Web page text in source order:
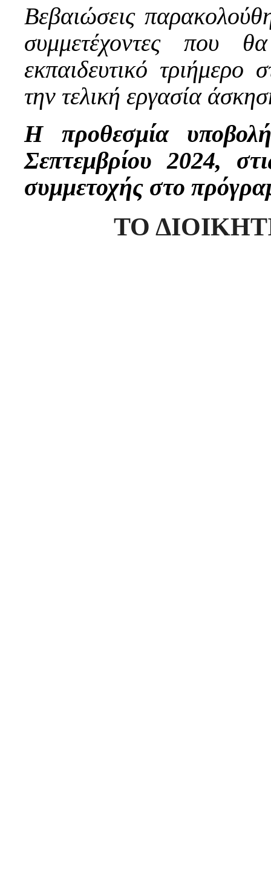
Βεβαιώσεις
συμμετέχοντες που
εκπαιδευτικό
την τελική εργασία
Η προθεσμία
Σεπτεμβρίου 2024,
συμμετοχής στο
ΤΟ